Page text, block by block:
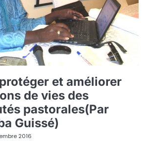
et améliorer
de vies des
pastorales(Par
Guissé)
2016